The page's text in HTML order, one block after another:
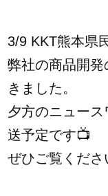
3/9 KKT熊本県
弊社の商品開
きました。
夕方のニュー
送予定です📺
ぜひご覧くださ